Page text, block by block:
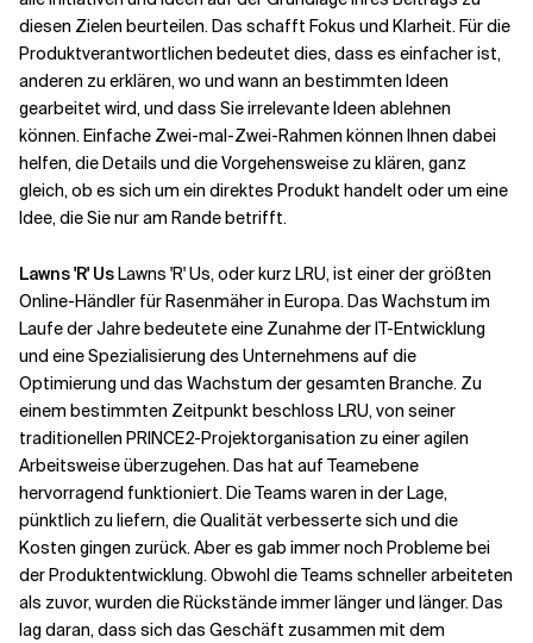
Verwandte Themen
diesen Zielen beurteilen. Das schafft Fokus und Klarheit. Für die
Produktverantwortlichen bedeutet dies, dass es einfacher ist,
anderen zu erklären, wo und wann an bestimmten Ideen
gearbeitet wird, und dass Sie irrelevante Ideen ablehnen
können. Einfache Zwei-mal-Zwei-Rahmen können Ihnen dabei
helfen, die Details und die Vorgehensweise zu klären, ganz
gleich, ob es sich um ein direktes Produkt handelt oder um eine
Idee, die Sie nur am Rande betrifft.
Lawns 'R' UsLawns 'R' Us, oder kurz LRU, ist einer der größten
Online-Händler für Rasenmäher in Europa. Das Wachstum im
Laufe der Jahre bedeutete eine Zunahme der IT-Entwicklung
und eine Spezialisierung des Unternehmens auf die
Optimierung und das Wachstum der gesamten Branche. Zu
einem bestimmten Zeitpunkt beschloss LRU, von seiner
traditionellen PRINCE2-Projektorganisation zu einer agilen
Arbeitsweise überzugehen. Das hat auf Teamebene
hervorragend funktioniert. Die Teams waren in der Lage,
pünktlich zu liefern, die Qualität verbesserte sich und die
Kosten gingen zurück. Aber es gab immer noch Probleme bei
der Produktentwicklung. Obwohl die Teams schneller arbeiteten
als zuvor, wurden die Rückstände immer länger und länger. Das
lag daran, dass sich das Geschäft zusammen mit dem